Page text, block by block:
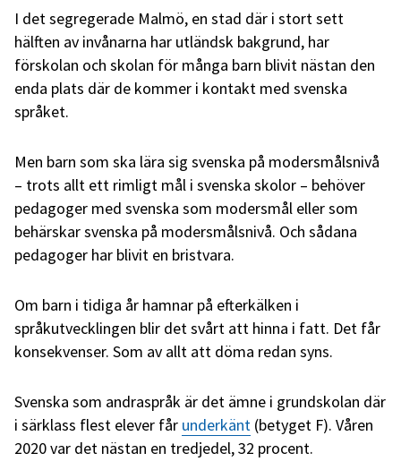
I det segregerade Malmö, en stad där i stort sett
hälften av invånarna har utländsk bakgrund, har
förskolan och skolan för många barn blivit nästan den
enda plats där de kommer i kontakt med svenska
språket.
Men barn som ska lära sig svenska på modersmålsnivå
– trots allt ett rimligt mål i svenska skolor – behöver
pedagoger med svenska som modersmål eller som
behärskar svenska på modersmålsnivå. Och sådana
pedagoger har blivit en bristvara.
Om barn i tidiga år hamnar på efterkälken i
språkutvecklingen blir det svårt att hinna i fatt. Det får
konsekvenser. Som av allt att döma redan syns.
Svenska som andraspråk är det ämne i grundskolan där
i särklass flest elever får underkänt (betyget F). Våren
2020 var det nästan en tredjedel, 32 procent.